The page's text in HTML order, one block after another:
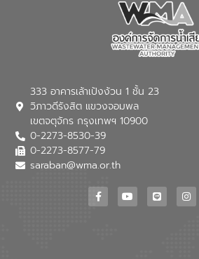
เทคโนโลยีโคร
ของอีสท์ วอเ
เทคโนโลยีกา
Reuse) และพั
ใช้น้ำที่พุ่งสูงขึ้
การองค์การจั
เพื่อสนับสนุน
ขณะที่ นายบ
333 อาคารเล้าเป้งง้วน 1 ชั้น 23
วิภาวดีรังสิต แขวงจอมพล
เขตจตุจักร กรุงเทพฯ 10900
0-2273-8530-39
0-2273-8577-79
saraban@wma.or.th